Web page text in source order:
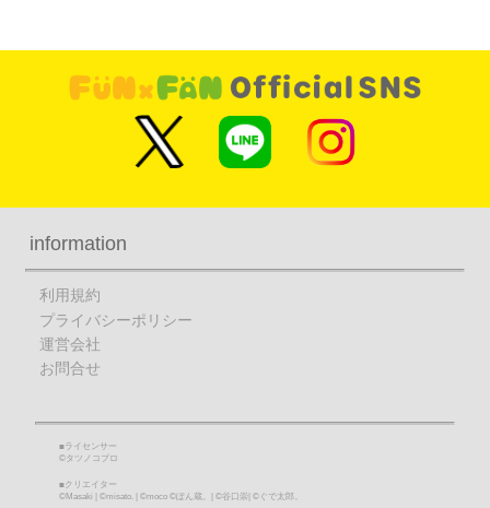
information
利用規約
プライバシーポリシー
運営会社
お問合せ
■ライセンサー
©タツノコプロ
■クリエイター
©Masaki | ©misato. | ©moco ©ぽん蔵。| ©谷口崇| ©ぐで太郎。